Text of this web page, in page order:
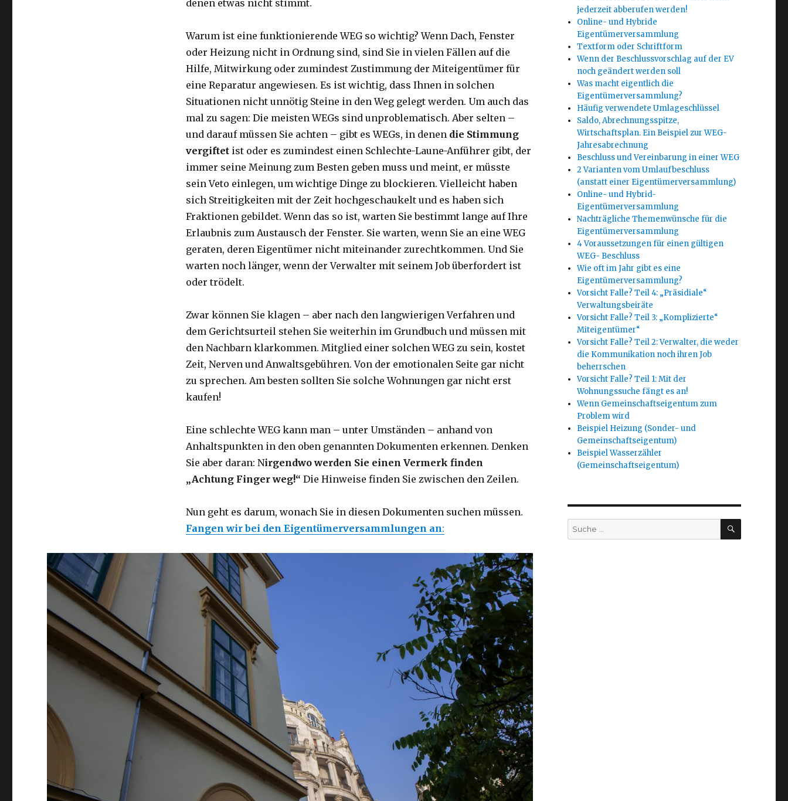
denen etwas nicht stimmt.
Warum ist eine funktionierende WEG so wichtig? Wenn Dach, Fenster
oder Heizung nicht in Ordnung sind, sind Sie in vielen Fällen auf die
Hilfe, Mitwirkung oder zumindest Zustimmung der Miteigentümer für
eine Reparatur angewiesen. Es ist wichtig, dass Ihnen in solchen
Situationen nicht unnötig Steine in den Weg gelegt werden. Um auch das
mal zu sagen: Die meisten WEGs sind unproblematisch. Aber selten –
und darauf müssen Sie achten – gibt es WEGs, in denen die Stimmung
vergiftetist oder es zumindest einen Schlechte-Laune-Anführer gibt, der
immer seine Meinung zum Besten geben muss und meint, er müsste
sein Veto einlegen, um wichtige Dinge zu blockieren. Vielleicht haben
sich Streitigkeiten mit der Zeit hochgeschaukelt und es haben sich
Fraktionen gebildet. Wenn das so ist, warten Sie bestimmt lange auf Ihre
Erlaubnis zum Austausch der Fenster. Sie warten, wenn Sie an eine WEG
geraten, deren Eigentümer nicht miteinander zurechtkommen. Und Sie
warten noch länger, wenn der Verwalter mit seinem Job überfordert ist
oder trödelt.
Zwar können Sie klagen – aber nach den langwierigen Verfahren und
dem Gerichtsurteil stehen Sie weiterhin im Grundbuch und müssen mit
den Nachbarn klarkommen. Mitglied einer solchen WEG zu sein, kostet
Zeit, Nerven und Anwaltsgebühren. Von der emotionalen Seite gar nicht
zu sprechen. Am besten sollten Sie solche Wohnungen gar nicht erst
kaufen!
Eine schlechte WEG kann man – unter Umständen – anhand von
Anhaltspunkten in den oben genannten Dokumenten erkennen. Denken
Sie aber daran: Nirgendwo werden Sie einen Vermerk finden
„Achtung Finger weg!“ Die Hinweise finden Sie zwischen den Zeilen.
Nun geht es darum, wonach Sie in diesen Dokumenten suchen müssen.
Fangen wir bei den Eigentümerversammlungen an:
jederzeit abberufen werden!
Online- und Hybride
Eigentümerversammlung
Textform oder Schriftform
Wenn der Beschlussvorschlag auf der EV
noch geändert werden soll
Was macht eigentlich die
Eigentümerversammlung?
Häufig verwendete Umlageschlüssel
Saldo, Abrechnungsspitze,
Wirtschaftsplan. Ein Beispiel zur WEG-
Jahresabrechnung
Beschluss und Vereinbarung in einer WEG
2 Varianten vom Umlaufbeschluss
(anstatt einer Eigentümerversammlung)
Online- und Hybrid-
Eigentümerversammlung
Nachträgliche Themenwünsche für die
Eigentümerversammlung
4 Voraussetzungen für einen gültigen
WEG- Beschluss
Wie oft im Jahr gibt es eine
Eigentümerversammlung?
Vorsicht Falle? Teil 4: „Präsidiale“
Verwaltungsbeiräte
Vorsicht Falle? Teil 3: „Komplizierte“
Miteigentümer“
Vorsicht Falle? Teil 2: Verwalter, die weder
die Kommunikation noch ihren Job
beherrschen
Vorsicht Falle? Teil 1: Mit der
Wohnungssuche fängt es an!
Wenn Gemeinschaftseigentum zum
Problem wird
Beispiel Heizung (Sonder- und
Gemeinschaftseigentum)
Beispiel Wasserzähler
(Gemeinschaftseigentum)
Suche
nach:
SUCHEN